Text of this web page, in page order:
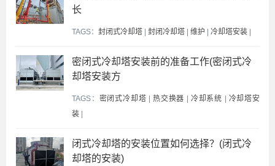
长
TAGS： 封闭式冷却塔 | 封闭冷却塔 | 维护 | 冷却塔安装 |
密闭式冷却塔安装前的准备工作(密闭式冷
却塔安装方
TAGS： 密闭式冷却塔 |热交换器 | 冷却系统 | 冷却塔安
装 |
闭式冷却塔的安装位置如何选择？(闭式冷
却塔的安装)